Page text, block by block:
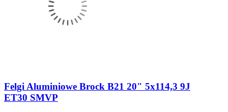
Felgi Aluminiowe Brock B21 20" 5x114,3 9J
ET30 SMVP